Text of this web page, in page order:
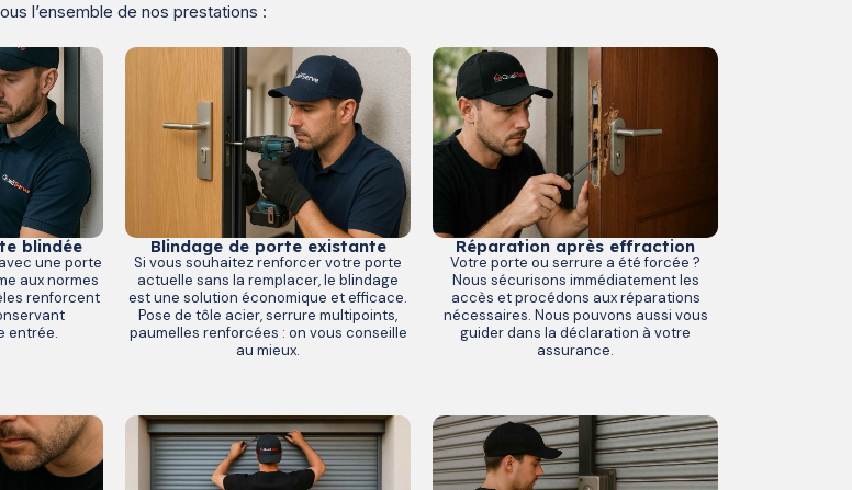
l’ensemble de nos prestations :
blindée
une porte
aux normes
renforcent
entrée.
Blindage de porte existante
Si vous souhaitez renforcer votre porte
actuelle sans la remplacer, le blindage
est une solution économique et efficace.
Pose de tôle acier, serrure multipoints,
paumelles renforcées : on vous conseille
au mieux.
Réparation après effraction
Votre porte ou serrure a été forcée ?
Nous sécurisons immédiatement les
accès et procédons aux réparations
nécessaires. Nous pouvons aussi vous
guider dans la déclaration à votre
assurance.